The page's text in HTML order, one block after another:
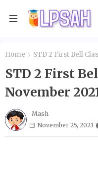
Home STD 2 First Bell
STD 2 First
November
Mash
November 25, 2021